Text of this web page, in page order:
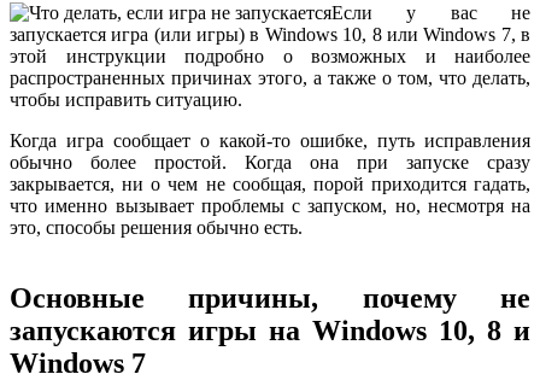
Если у вас не
запускается игра (или игры) в Windows 10, 8 или Windows 7, в
этой инструкции подробно о возможных и наиболее
распространенных причинах этого, а также о том, что делать,
чтобы исправить ситуацию.
Когда игра сообщает о какой-то ошибке, путь исправления
обычно более простой. Когда она при запуске сразу
закрывается, ни о чем не сообщая, порой приходится гадать,
что именно вызывает проблемы с запуском, но, несмотря на
это, способы решения обычно есть.
Основные причины, почему не
запускаются игры на Windows 10, 8 и
Windows 7